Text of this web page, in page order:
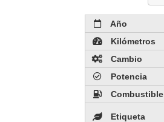
Año
Kilómetros
Cambio
Potencia
Combustible
Etiqueta